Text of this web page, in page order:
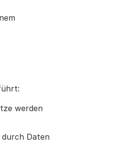
werden
Daten